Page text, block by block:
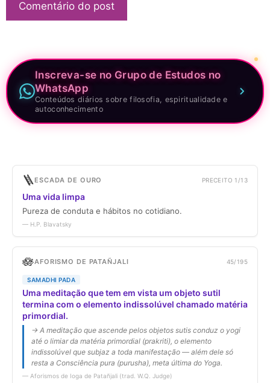
Inscreva-se no Grupo de Estudos no
WhatsApp
Conteúdos diários sobre filosofia, espiritualidade e
autoconhecimento